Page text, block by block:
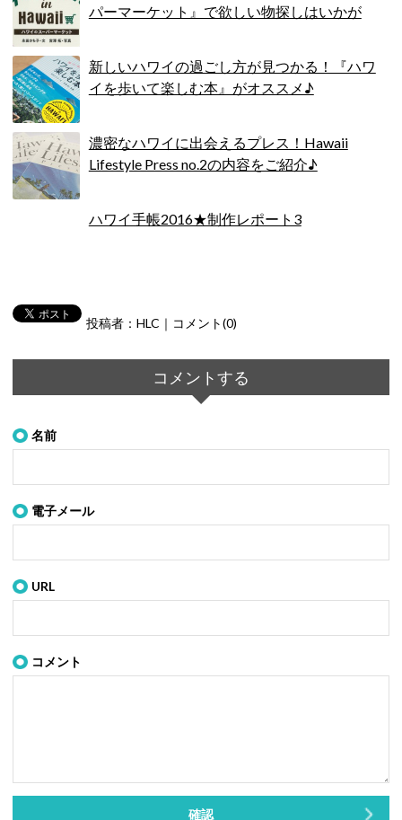
パーマーケット』で欲しい物探しはいかが
新しいハワイの過ごし方が見つかる！『ハワ
イを歩いて楽しむ本』がオススメ♪
濃密なハワイに出会えるプレス！Hawaii
Lifestyle Press no.2の内容をご紹介♪
ハワイ手帳2016★制作レポート3
投稿者：HLC｜コメント(0)
コメントする
名前
電子メール
URL
コメント